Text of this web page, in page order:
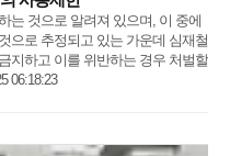
는 것으로 알려져 있으며, 이 중에
으로 추정되고 있는 가운데 심재철
지하고 이를 위반하는 경우 처벌할
06:18:23